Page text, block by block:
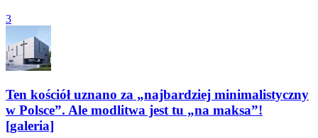
3
Ten kościół uznano za „najbardziej minimalistyczny
w Polsce”. Ale modlitwa jest tu „na maksa”!
[galeria]